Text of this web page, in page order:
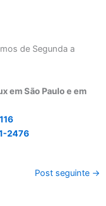
de Segunda a
em São Paulo e em
2476
Post seguinte →